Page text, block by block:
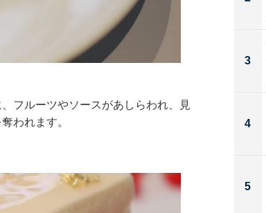
フルーツやソースがあしらわれ、見
われます。
3
4
5